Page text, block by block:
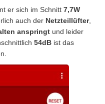
er sich im Schnitt 7,7W
auch der Netzteillüfter,
anspringt und leider
54dB ist das